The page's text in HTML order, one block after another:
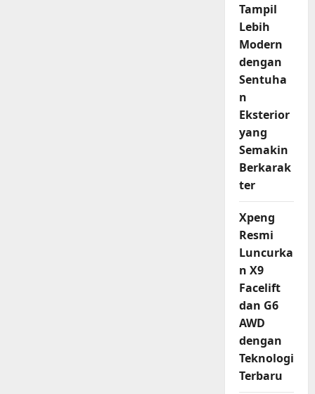
Tampil
Lebih
Modern
dengan
Sentuha
n
Eksterior
yang
Semakin
Berkarak
ter
Xpeng
Resmi
Luncurka
n X9
Facelift
dan G6
AWD
dengan
Teknologi
Terbaru